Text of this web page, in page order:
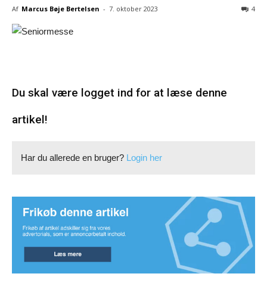
Af Marcus Bøje Bertelsen - 7. oktober 2023 4
Du skal være logget ind for at læse denne
artikel!
Har du allerede en bruger? Login her